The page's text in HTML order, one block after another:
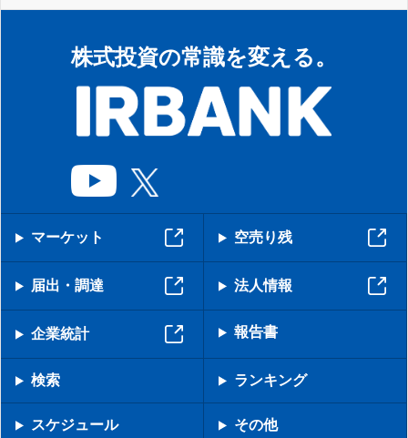
株式投資の常識を変える。
マーケット 空売り残
届出・調達 法人情報
企業統計 報告書
検索 ランキング
スケジュール その他